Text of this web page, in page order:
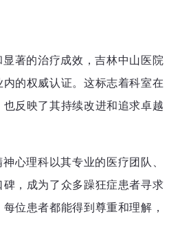
著的治疗成效，吉林中山医院
的权威认证。这标志着科室在
反映了其持续改进和追求卓越
心理科以其专业的医疗团队、
，成为了众多躁狂症患者寻求
位患者都能得到尊重和理解，